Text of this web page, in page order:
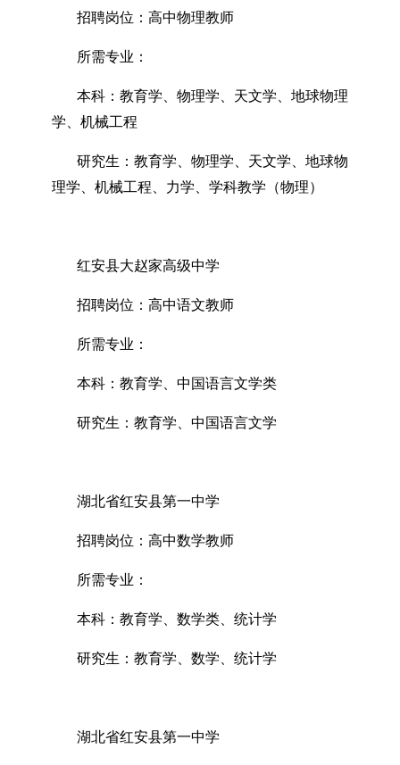
招聘岗位：高中物理教师
所需专业：
本科：教育学、物理学、天文学、地球物理
学、机械工程
研究生：教育学、物理学、天文学、地球物
理学、机械工程、力学、学科教学（物理）
红安县大赵家高级中学
招聘岗位：高中语文教师
所需专业：
本科：教育学、中国语言文学类
研究生：教育学、中国语言文学
湖北省红安县第一中学
招聘岗位：高中数学教师
所需专业：
本科：教育学、数学类、统计学
研究生：教育学、数学、统计学
湖北省红安县第一中学